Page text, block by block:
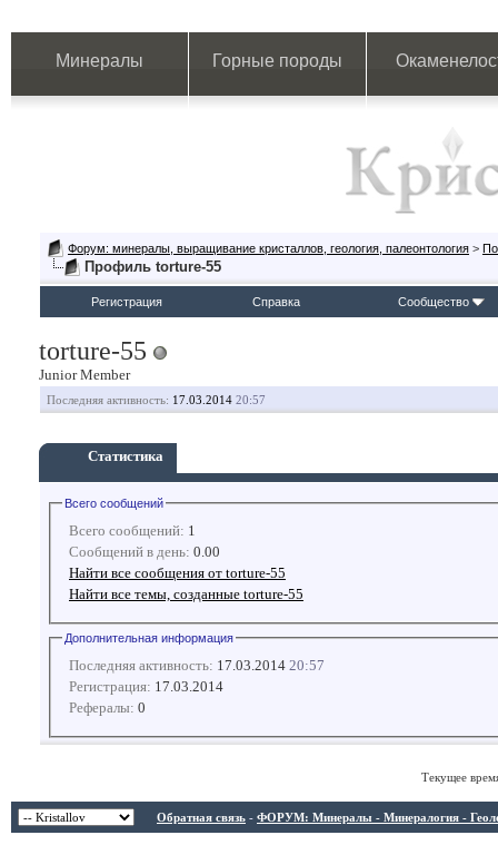
Минералы Горные породы
Форум: минералы, выращивание кристаллов, геология, палеонтология >
Профиль torture-55
Регистрация Справка Сообщество
torture-55
Junior Member
Последняя активность: 17.03.2014 20:57
Статистика
Всего сообщений
Всего сообщений: 1
Сообщений в день: 0.00
Найти все сообщения от torture-55
Найти все темы, созданные torture-55
Дополнительная информация
Последняя активность: 17.03.2014 20:57
Регистрация: 17.03.2014
Рефералы: 0
Текущее
Обратная связь - ФОРУМ: Минералы - Минералогия -